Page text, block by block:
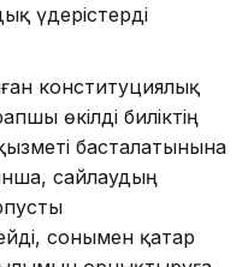
үдерістерді
конституциялық
өкілді биліктің
басталатынына
сайлаудың
сонымен қатар